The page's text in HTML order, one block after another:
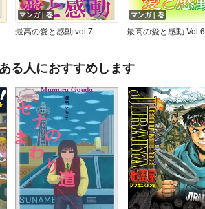
マンガ｜巻
最高の愛と感動 vol.7
マンガ｜巻
最高の愛と感動 Vol.6
る人におすすめします